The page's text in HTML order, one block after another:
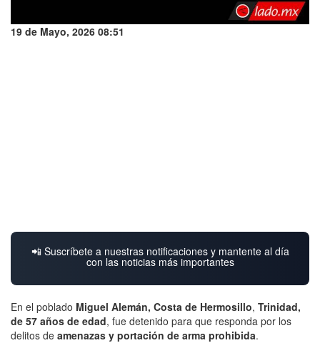
19 de Mayo, 2026 08:51
📲 Suscríbete a nuestras notificaciones y mantente al día
con las noticias más importantes
En el poblado Miguel Alemán, Costa de Hermosillo, Trinidad,
de 57 años de edad, fue detenido para que responda por los
delitos de amenazas y portación de arma prohibida.